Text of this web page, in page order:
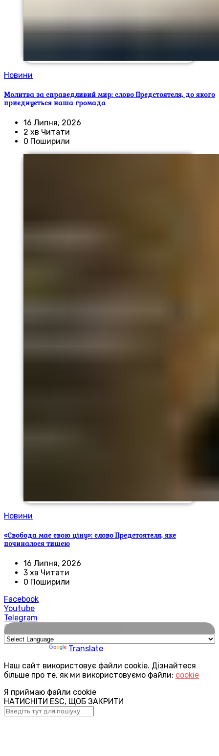
Новини
Молитва за справедливий мир: слово Предстоятеля, до якого
приєднується наша громада
16 Липня, 2026
2 хв Читати
0 Поширили
Новини
«Свобода має свою ціну»: слово Предстоятеля, яке
починалося тишею
16 Липня, 2026
3 хв Читати
0 Поширили
Facebook
Youtube
Telegram
🌍
Translate
Наш сайт використовує файли cookie. Дізнайтеся
більше про те, як ми використовуємо файли: cookie
Я приймаю файли cookie
НАТИСНІТИ ESC, ЩОБ ЗАКРИТИ